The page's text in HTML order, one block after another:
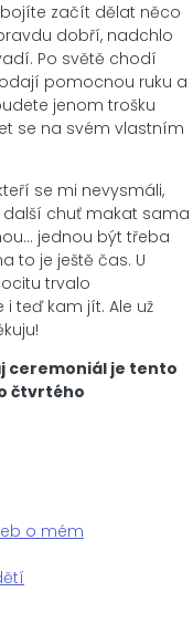
začít dělat něco
dobří, nadchlo
Po světě chodí
pomocnou ruku a
jenom trošku
se na svém vlastním
se mi nevysmáli,
chuť makat sama
jednou být třeba
to je ještě čas. U
trvalo
i teď kam jít. Ale už
ceremoniál je tento
čtvrtého
o mém